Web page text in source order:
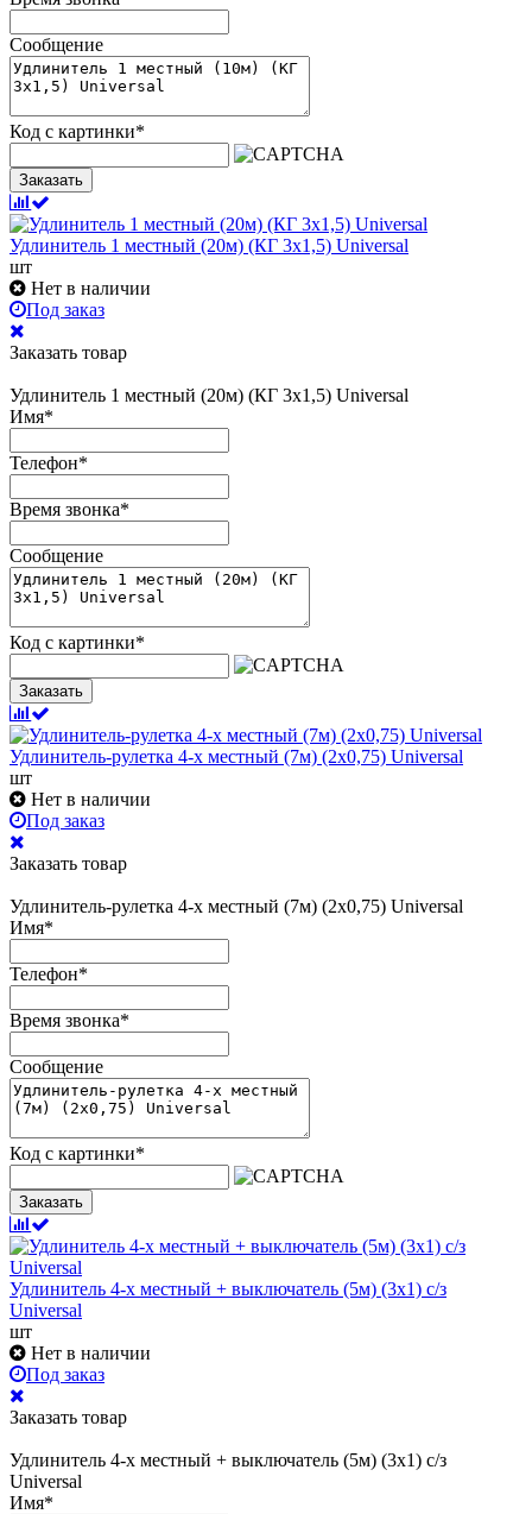
Сообщение
Код с картинки*
Заказать
Удлинитель 1 местный (20м) (КГ 3х1,5) Universal
шт
Нет в наличии
Под заказ
Заказать товар
Удлинитель 1 местный (20м) (КГ 3х1,5) Universal
Имя*
Телефон*
Время звонка*
Сообщение
Код с картинки*
Заказать
Удлинитель-рулетка 4-х местный (7м) (2х0,75) Universal
шт
Нет в наличии
Под заказ
Заказать товар
Удлинитель-рулетка 4-х местный (7м) (2х0,75) Universal
Имя*
Телефон*
Время звонка*
Сообщение
Код с картинки*
Заказать
Удлинитель 4-х местный + выключатель (5м) (3х1) с/з
Universal
шт
Нет в наличии
Под заказ
Заказать товар
Удлинитель 4-х местный + выключатель (5м) (3х1) с/з
Universal
Имя*